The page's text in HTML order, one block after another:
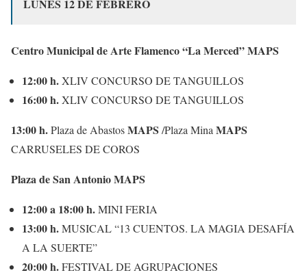
LUNES 12 DE FEBRERO
Centro Municipal de Arte Flamenco “La Merced” MAPS
12:00 h.XLIV CONCURSO DE TANGUILLOS
16:00 h.XLIV CONCURSO DE TANGUILLOS
13:00 h.Plaza de AbastosMAPS /Plaza Mina MAPS
CARRUSELES DE COROS
Plaza de San Antonio MAPS
12:00 a 18:00 h.MINI FERIA
13:00 h.MUSICAL “13 CUENTOS. LA MAGIA DESAFÍA
A LA SUERTE”
20:00 h.FESTIVAL DE AGRUPACIONES